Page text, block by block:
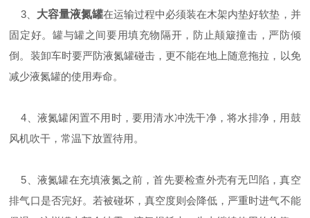
3、 大容量液氮罐在运输过程中必须装在木架内垫好软垫，并
固定好。罐与罐之间要用填充物隔开，防止颠簸撞击，严防倾
倒。装卸车时要严防液氮罐碰击，更不能在地上随意拖拉，以免
减少液氮罐的使用寿命。
4、液氮罐闲置不用时，要用清水冲洗干净，将水排净，用鼓
风机吹干，常温下放置待用。
5、液氮罐在充填液氮之前，首先要检查外壳有无凹陷，真空
排气口是否完好。若被碰坏，真空度则会降低，严重时进气不能